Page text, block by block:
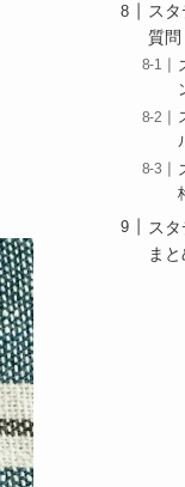
ス
質問
ス
まと